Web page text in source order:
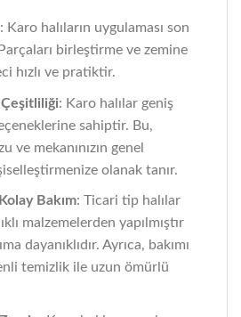
: Karo halıların uygulaması son
birleştirme ve zemine
hızlı ve pratiktir.
: Karo halılar geniş
sahiptir. Bu,
ve mekanınızın genel
olanak tanır.
Bakım: Ticari tip halılar
malzemelerden yapılmıştır
dayanıklıdır. Ayrıca, bakımı
temizlik ile uzun ömürlü